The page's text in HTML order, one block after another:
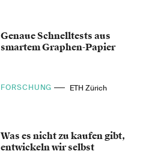
Genaue Schnelltests aus
smartem Graphen-Papier
FORSCHUNG ETH Zürich
Was es nicht zu kaufen gibt,
entwickeln wir selbst